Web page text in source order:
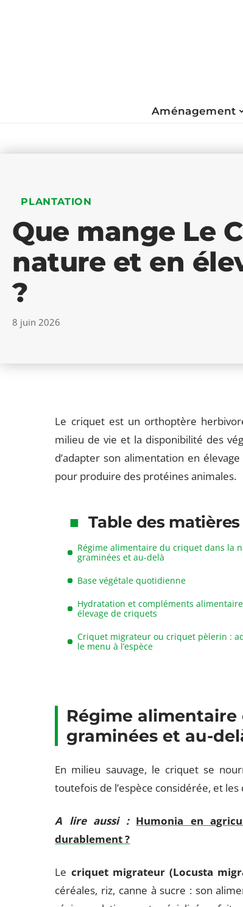
Aménagement
PLANTATION
Que mange Le
nature et en
?
8 juin 2026
Le criquet est un orthoptère
milieu de vie et la disponibilité des
d’adapter son alimentation en
pour produire des protéines animales.
Table des matières
Régime alimentaire du criquet dans la
graminées et au-delà
Base végétale quotidienne
Hydratation et compléments
élevage de criquets
Criquet migrateur ou criquet pèlerin :
le menu à l’espèce
Régime
graminées et au-
En milieu sauvage, le criquet se
toutefois de l’espèce considérée, et
A lire aussi : Humonia en
durablement ?
Le criquet migrateur (Locusta
céréales, riz, canne à sucre : son